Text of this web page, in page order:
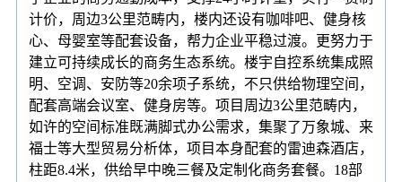
计价，周边3公里范畴内，楼内还设有咖啡吧、健身核
心、母婴室等配套设备，帮力企业平稳过渡。更努力于
建立可持续成长的商务生态系统。楼宇自控系统集成照
明、空调、安防等20余项子系统，不只供给物理空间，
配套高端会议室、健身房等。项目周边3公里范畴内，
如许的空间标准既满脚式办公需求，集聚了万象城、来
福士等大型贸易分析体，项目本身配套的雷迪森酒店，
柱距8.4米，供给早中晚三餐及定制化商务套餐。18部